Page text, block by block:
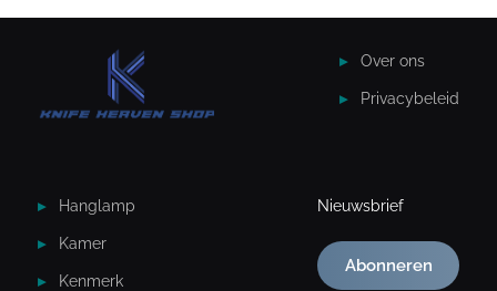
Over ons
Privacybeleid
Hanglamp
Kamer
Kenmerk
Nieuwsbrief
Abonneren